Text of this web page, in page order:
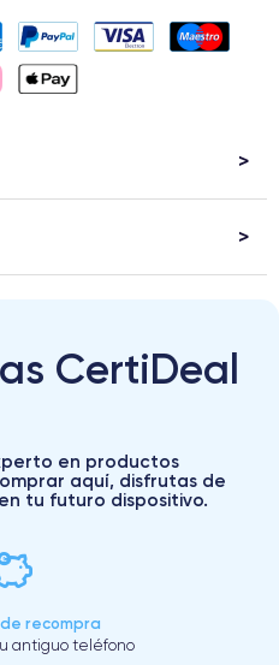
CertiDeal
en productos
aquí, disfrutas de
tu futuro dispositivo.
recompra
antiguo teléfono